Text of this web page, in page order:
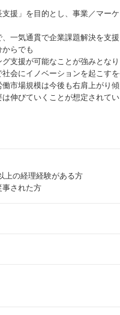
援」を目的とし、事業／マー
一気通貫で企業課題解決を支
からでも
支援が可能なことが強みとな
会にイノベーションを起こす
市場規模は今後も右肩上がり
伸びていくことが想定されて
上の経理経験がある方
事された方